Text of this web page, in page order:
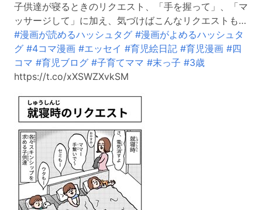
子供達が寝るときのリクエスト、「手を握って」、「マ
ッサージして」に加え、気づけばこんなリクエストも…
#漫画が読めるハッシュタグ #漫画がよめるハッシュタ
グ #4コマ漫画 #エッセイ #育児絵日記 #育児漫画 #四
コマ #育児ブログ #子育てママ #末っ子 #3歳
https://t.co/xXSWZXvkSM